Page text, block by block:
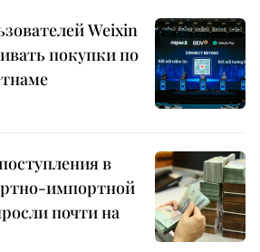
Weixin
покупки по
в
импортной
почти на